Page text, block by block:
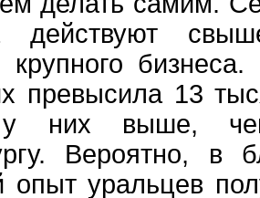
действуют
крупного
превысила 13
у них выше,
Вероятно, в
опыт уральцев